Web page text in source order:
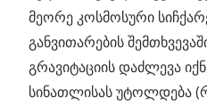
მეორე კოსმოსური
განვითარების
გრავიტაციის დაძლევა
სინათლისას უტოლდება